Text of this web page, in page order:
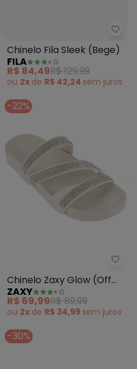
Fila
Chinelo Fila Sleek (Bege)
FILA
R$ 84,49R$ 129,99
ou 2x de R$ 42,24 sem juros
-22%
Chinelo Zaxy Glow (Off
White)
ZAXY
R$ 69,99R$ 89,99
ou 2x de R$ 34,99 sem juros
-30%